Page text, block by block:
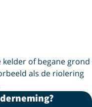
of begane grond
als de riolering